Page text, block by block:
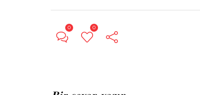
0 0